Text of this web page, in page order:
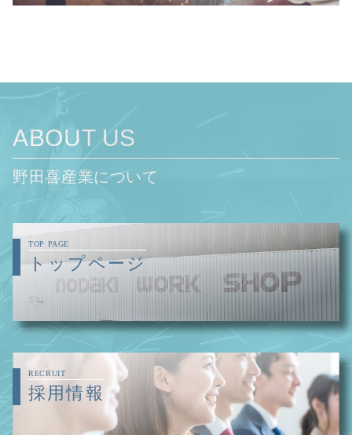
ABOUT US
野田喜産業について
TOP PAGE
トップページ
RECRUIT
採用情報